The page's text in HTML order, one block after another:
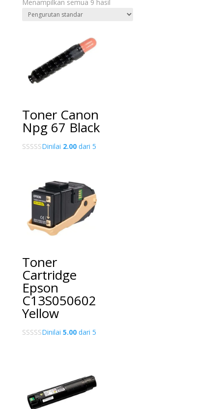
Menampilkan semua 9 hasil
Toner Canon
Npg 67 Black
Dinilai 2.00dari 5
Toner
Cartridge
Epson
C13S050602
Yellow
Dinilai 5.00dari 5